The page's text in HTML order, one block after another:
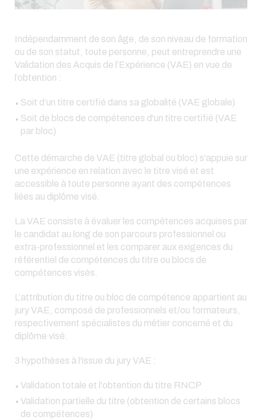
Indépendamment de son âge, de son niveau de formation
ou de son statut, toute personne, peut entreprendre une
Validation des Acquis de l’Expérience (VAE) en vue de
l’obtention :
Soit d’un titre certifié dans sa globalité (VAE globale)
Soit de blocs de compétences d'un titre certifié (VAE
par bloc)
Cette démarche de VAE (titre global ou bloc) s'appuie sur
une expérience en relation avec le titre visé et est
accessible à toute personne ayant des compétences
liées au diplôme visé.
La VAE consiste à évaluer les compétences acquises par
le candidat au long de son parcours professionnel ou
extra-professionnel et les comparer aux exigences du
référentiel de compétences du titre ou blocs de
compétences visés.
L’attribution du titre ou bloc de compétence appartient au
jury VAE, composé de professionnels et/ou formateurs,
respectivement spécialistes du métier concerné et du
diplôme visé.
3 hypothèses à l'issue du jury VAE :
Validation totale et l'obtention du titre RNCP
Validation partielle du titre (obtention de certains blocs
de compétences)